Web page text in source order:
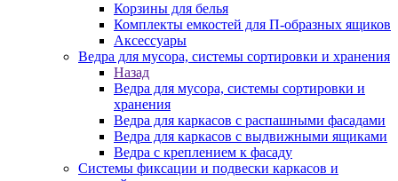
Корзины для белья
Комплекты емкостей для П-образных ящиков
Аксессуары
Ведра для мусора, системы сортировки и хранения
Назад
Ведра для мусора, системы сортировки и
хранения
Ведра для каркасов с распашными фасадами
Ведра для каркасов с выдвижными ящиками
Ведра с креплением к фасаду
Системы фиксации и подвески каркасов и